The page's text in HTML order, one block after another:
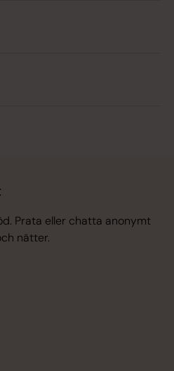
Prata eller chatta anonymt
nätter.